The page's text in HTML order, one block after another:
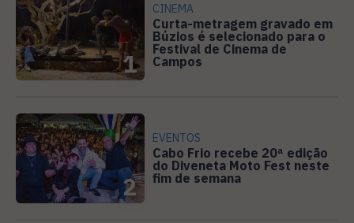
1
CINEMA
Curta-metragem gravado em
Búzios é selecionado para o
Festival de Cinema de
Campos
2
EVENTOS
Cabo Frio recebe 20ª edição
do Diveneta Moto Fest neste
fim de semana